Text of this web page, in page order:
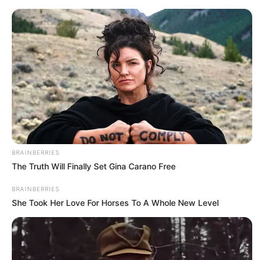
Como Fazer Forminhas Para Doces
Finos
BRAINBERRIES
The Truth Will Finally Set Gina Carano Free
BRAINBERRIES
She Took Her Love For Horses To A Whole New Level